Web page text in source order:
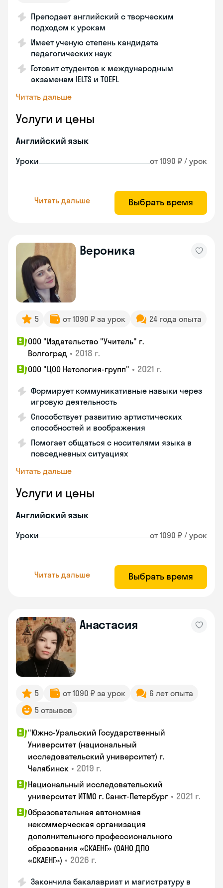
Преподает английский с творческим
подходом к урокам
Имеет ученую степень кандидата
педагогических наук
Готовит студентов к международным
экзаменам IELTS и TOEFL
Читать дальше
Услуги и цены
Английский язык
Уроки от 1090 ₽ / урок
Читать дальше Выбрать время
Вероника
5 от 1090 ₽ за урок 24 года опыта
ООО "Издательство "Учитель" г.
Волгоград • 2018 г.
ООО "ЦОО Нетология-групп" • 2021 г.
Формирует коммуникативные навыки через
игровую деятельность
Способствует развитию артистических
способностей и воображения
Помогает общаться с носителями языка в
повседневных ситуациях
Читать дальше
Услуги и цены
Английский язык
Уроки от 1090 ₽ / урок
Читать дальше Выбрать время
Анастасия
5 от 1090 ₽ за урок
6 лет опыта
5 отзывов
"Южно-Уральский Государственный
Университет (национальный
исследовательский университет) г.
Челябинск • 2019 г.
Национальный исследовательский
университет ИТМО г. Санкт-Петербург • 2021 г.
Образовательная автономная
некоммерческая организация
дополнительного профессионального
образования «СКАЕНГ» (ОАНО ДПО
«СКАЕНГ») • 2026 г.
Закончила бакалавриат и магистратуру в